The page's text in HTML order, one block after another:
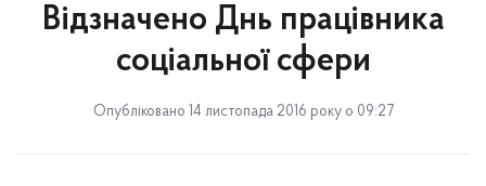
Відзначено Днь працівника
соціальної сфери
Опубліковано 14 листопада 2016 року о 09:27